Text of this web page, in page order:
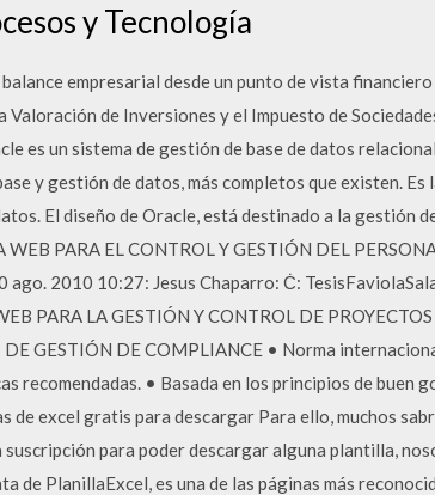
y Tecnología
empresarial desde un punto de vista
de Inversiones y el Impuesto de
es un sistema de gestión de base de datos
y gestión de datos, más completos que existen. Es
El diseño de Oracle, está destinado a la gestión
PARA EL CONTROL Y GESTIÓN DEL
ago. 2010 10:27: Jesus Chaparro: Ċ:
PARA LA GESTIÓN Y CONTROL DE
GESTIÓN DE COMPLIANCE • Norma
recomendadas. • Basada en los principios de buen
excel gratis para descargar Para ello, muchos
suscripción para poder descargar alguna plantilla,
de PlanillaExcel, es una de las páginas más